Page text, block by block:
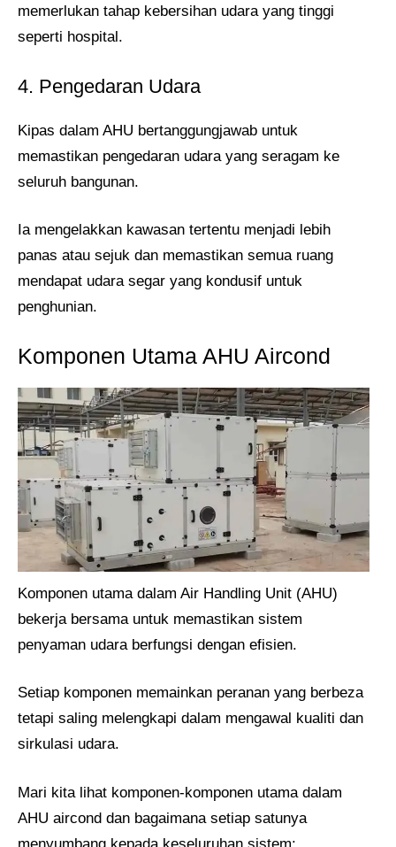
memerlukan tahap kebersihan udara yang tinggi
seperti hospital.
4. Pengedaran Udara
Kipas dalam AHU bertanggungjawab untuk
memastikan pengedaran udara yang seragam ke
seluruh bangunan.
Ia mengelakkan kawasan tertentu menjadi lebih
panas atau sejuk dan memastikan semua ruang
mendapat udara segar yang kondusif untuk
penghunian.
Komponen Utama AHU Aircond
Komponen utama dalam Air Handling Unit (AHU)
bekerja bersama untuk memastikan sistem
penyaman udara berfungsi dengan efisien.
Setiap komponen memainkan peranan yang berbeza
tetapi saling melengkapi dalam mengawal kualiti dan
sirkulasi udara.
Mari kita lihat komponen-komponen utama dalam
AHU aircond dan bagaimana setiap satunya
menyumbang kepada keseluruhan sistem: